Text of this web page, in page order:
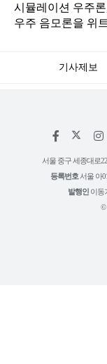
시뮬레이션 우주
우주 음모론을 위
기사제보
페
스
북
인
서울 중구 세종대로
등록번호 서울 아
발행인 이동
©